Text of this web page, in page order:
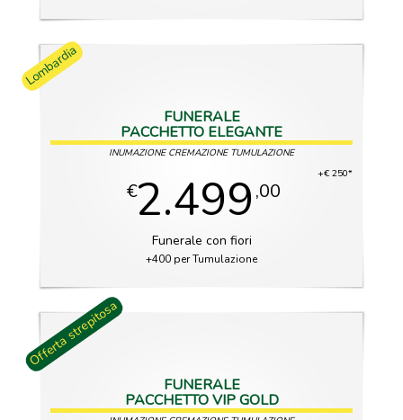
Lombardia
FUNERALE
PACCHETTO ELEGANTE
INUMAZIONE CREMAZIONE TUMULAZIONE
+€ 250*
€2.499 ,00
Funerale con fiori
+400 per Tumulazione
Offerta strepitosa
FUNERALE
PACCHETTO VIP GOLD